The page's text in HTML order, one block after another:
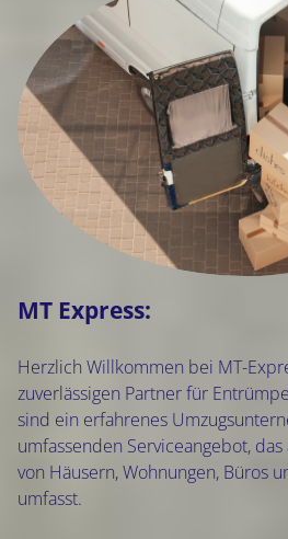
MT Express:
Herzlich Willkommen bei MT-
zuverlässigen Partner für
sind ein erfahrenes
umfassenden Serviceangebot,
von Häusern, Wohnungen, Büros
umfasst.